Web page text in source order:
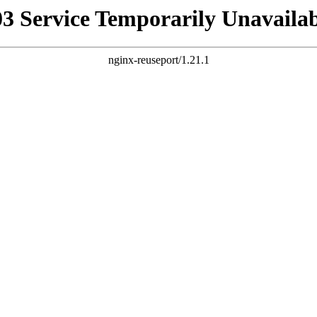
Service Temporarily
nginx-reuseport/1.21.1